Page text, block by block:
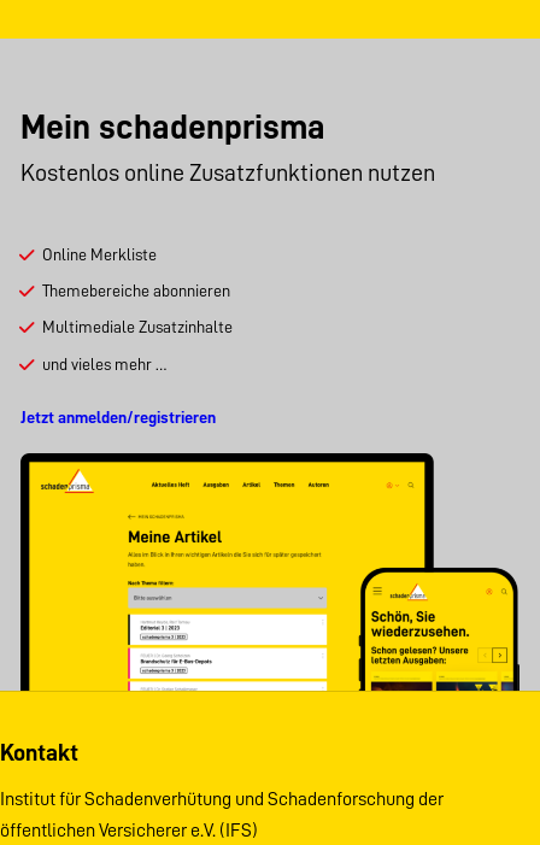
Mein schadenprisma
Kostenlos online Zusatzfunktionen nutzen
Online Merkliste
Themebereiche abonnieren
Multimediale Zusatzinhalte
und vieles mehr …
Jetzt anmelden/registrieren
Kontakt
Institut für Schadenverhütung und Schadenforschung der
öffentlichen Versicherer e.V. (IFS)